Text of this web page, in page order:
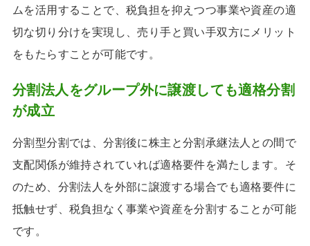
ムを活用することで、税負担を抑えつつ事業や資産の適
切な切り分けを実現し、売り手と買い手双方にメリット
をもたらすことが可能です。
分割法人をグループ外に譲渡しても適格分割
が成立
分割型分割では、分割後に株主と分割承継法人との間で
支配関係が維持されていれば適格要件を満たします。そ
のため、分割法人を外部に譲渡する場合でも適格要件に
抵触せず、税負担なく事業や資産を分割することが可能
です。